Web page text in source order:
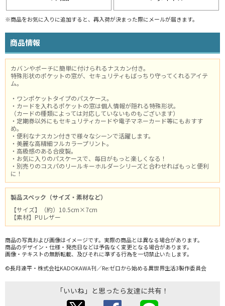
※商品をお気に入りに追加すると、再入荷が決まった際にメールが届きます。
商品情報
カバンやポーチに簡単に付けられるナスカン付き。
特殊形状のポケットの窓が、セキュリティもばっちり守ってくれるアイテ
ム。
・ワンポケットタイプのパスケース。
・カードを入れるポケットの窓は個人情報が隠れる特殊形状。
（カードの種類によっては対応していないものもございます）
・定期券以外にもセキュリティカードや電子マネーカード等にもおすす
め。
・便利なナスカン付きで様々なシーンで活躍します。
・美麗な高精細フルカラープリント。
・高級感のある合皮製。
・お気に入りのパスケースで、毎日がもっと楽しくなる！
・別売りのコスパのリールキーホルダーシリーズと合わせればもっと便利
に！
製品スペック（サイズ・素材など）
【サイズ】（約）10.5cm×7cm
【素材】PUレザー
商品の写真および画像はイメージです。実際の商品とは異なる場合があります。
商品のデザイン・仕様・発売日などは予告なく変更となる場合があります。
画像・テキストの無断転載、及びそれに準ずる行為を一切禁止いたします。
©長月達平・株式会社KADOKAWA刊／Re:ゼロから始める異世界生活3製作委員会
「いいね」と思ったら友達に共有！